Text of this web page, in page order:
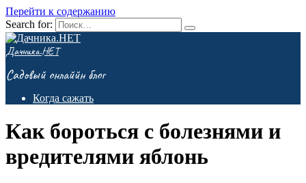
Перейти к содержанию
Search for:
Дачника.НЕТ
Садовый онлаййн блог
Когда сажать
Как бороться с болезнями и
вредителями яблонь